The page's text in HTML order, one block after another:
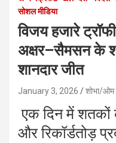
सोशल मीडिया
विजय हजारे
अक्षर–सैमसन के
शानदार जीत
January 3, 2026 शोभा/ओम
एक दिन में शतकों
और रिकॉर्डतोड़